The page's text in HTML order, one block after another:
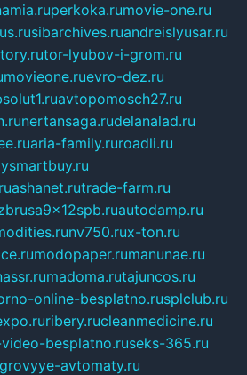
perkoka.rumovie-one.ru
sibarchives.ruandreislyusar.ru
tor-lyubov-i-grom.ru
movieone.ruevro-dez.ru
avtopomosch27.ru
nertansaga.rudelanalad.ru
aria-family.ruroadli.ru
ashanet.rutrade-farm.ru
autodamp.ru
nv750.rux-ton.ru
modopaper.rumanunae.ru
madoma.rutajuncos.ru
online-besplatno.rusplclub.ru
ribery.rucleanmedicine.ru
besplatno.ruseks-365.ru
avtomaty.ru